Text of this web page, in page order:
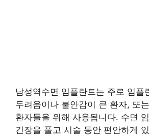
남성역수면 임플란트는 주로 임플
두려움이나 불안감이 큰 환자, 또
환자들을 위해 사용됩니다. 수면
긴장을 풀고 시술 동안 편안하게